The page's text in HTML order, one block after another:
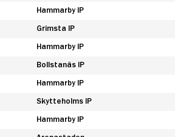
Hammarby IP
Grimsta IP
Hammarby IP
Bollstanäs IP
Hammarby IP
Skytteholms IP
Hammarby IP